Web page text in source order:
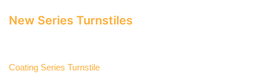
New Series Turnstiles
Coating Series Turnstile